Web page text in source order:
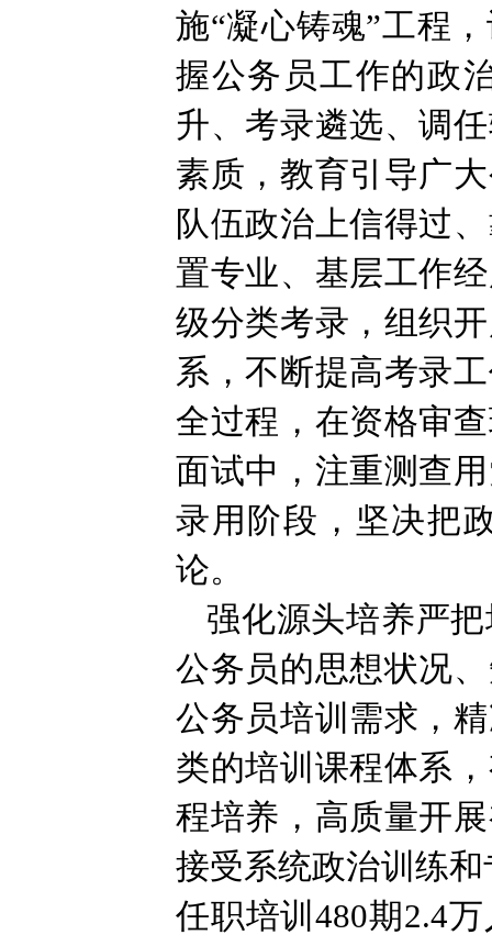
施“凝心铸魂”工程
握公务员工作的政
升、考录遴选、调
素质，教育引导广
队伍政治上信得过
置专业、基层工作
级分类考录，组织
系，不断提高考录
全过程，在资格审
面试中，注重测查
录用阶段，坚决把
论。
强化源头培养严
公务员的思想状况
公务员培训需求，
类的培训课程体系
程培养，高质量开
接受系统政治训练
任职培训480期2.4